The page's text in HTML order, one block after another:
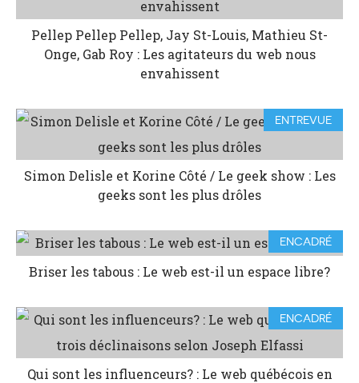
Pellep Pellep Pellep, Jay St-Louis, Mathieu St-
Onge, Gab Roy : Les agitateurs du web nous
envahissent
ENTREVUE
Simon Delisle et Korine Côté / Le geek show : Les
geeks sont les plus drôles
ENCADRÉ
Briser les tabous : Le web est-il un espace libre?
ENCADRÉ
Qui sont les influenceurs? : Le web québécois en